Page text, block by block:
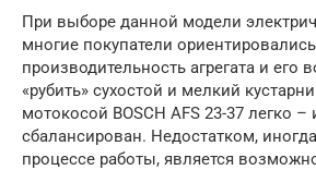
При выборе данной модели
многие покупатели
производительность агрегата и его
«рубить» сухостой и мелкий
мотокосой BOSCH AFS 23-37 легко
сбалансирован. Недостатком,
процессе работы, является